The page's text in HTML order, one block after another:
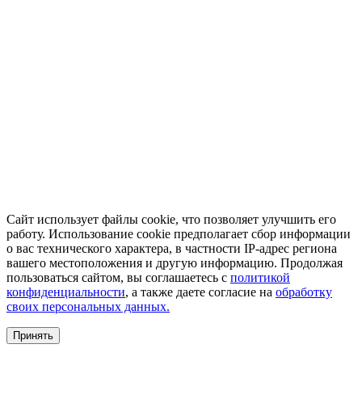
Сайт использует файлы cookie, что позволяет улучшить его
работу. Использование cookie предполагает сбор информации
о вас технического характера, в частности IP-адрес региона
вашего местоположения и другую информацию. Продолжая
пользоваться сайтом, вы соглашаетесь с политикой
конфиденциальности, а также даете согласие на обработку
своих персональных данных.
Принять